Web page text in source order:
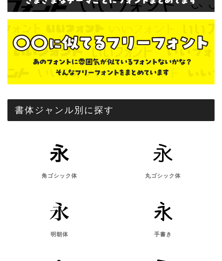
書体ジャンル別に探す
角ゴシック体 丸ゴシック体
明朝体 手書き